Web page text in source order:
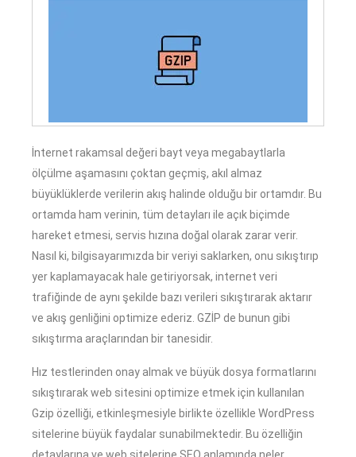
İnternet rakamsal değeri bayt veya megabaytlarla
ölçülme aşamasını çoktan geçmiş, akıl almaz
büyüklüklerde verilerin akış halinde olduğu bir ortamdır. Bu
ortamda ham verinin, tüm detayları ile açık biçimde
hareket etmesi, servis hızına doğal olarak zarar verir.
Nasıl ki, bilgisayarımızda bir veriyi saklarken, onu sıkıştırıp
yer kaplamayacak hale getiriyorsak, internet veri
trafiğinde de aynı şekilde bazı verileri sıkıştırarak aktarır
ve akış genliğini optimize ederiz. GZİP de bunun gibi
sıkıştırma araçlarından bir tanesidir.
Hız testlerinden onay almak ve büyük dosya formatlarını
sıkıştırarak web sitesini optimize etmek için kullanılan
Gzip özelliği, etkinleşmesiyle birlikte özellikle WordPress
sitelerine büyük faydalar sunabilmektedir. Bu özelliğin
detaylarına ve web sitelerine SEO anlamında neler